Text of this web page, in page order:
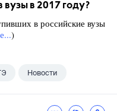
в 2017 году?
в российские вузы
)
Новости